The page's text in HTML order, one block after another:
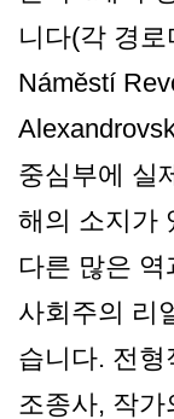
니다(각 경
Náměstí
중심부에 실
해의 소지가
다른 많은
사회주의 리
습니다. 전
조종사, 작